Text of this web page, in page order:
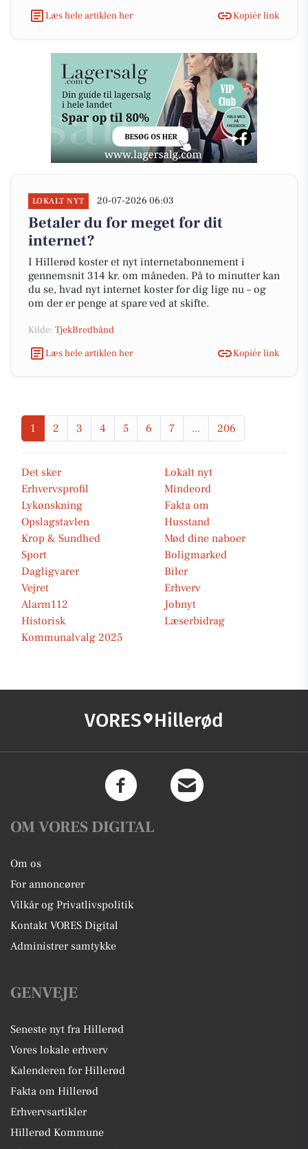
Læs hele artiklen her
Kopiér link
LOKALT NYT 20-07-2026 06:03
Betaler du for meget for dit
internet?
I Hillerød koster et nyt internetabonnement i
gennemsnit 314 kr. om måneden. På to minutter kan
du se, hvad nyt internet koster for dig lige nu – og
om der er penge at spare ved at skifte.
Kilde: TjekBredbånd
Læs hele artiklen her
Kopiér link
1 2 3 4 5 6 7 ... 206
Det sker
Lokalt nyt
Erhvervsprofil
Mindeord
Lykønskning
Fakta om
Opslagstavlen
Husstand
Krop & Sundhed
Mød dine naboer
Sport
Boligmarked
Dagligvarer
Biler
Vejret
Erhverv
Alarm112
Jobnyt
Historisk
Læserbidrag
Kommunalvalg 2025
VORES Hillerød
OM VORES DIGITAL
Om os
For annoncører
Vilkår og Privatlivspolitik
Kontakt VORES Digital
Administrer samtykke
GENVEJE
Seneste nyt fra Hillerød
Vores lokale erhverv
Kalenderen for Hillerød
Fakta om Hillerød
Erhvervsartikler
Hillerød Kommune